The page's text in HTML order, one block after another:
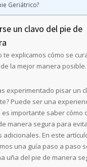
Geriátrico?
un clavo del pie de
te explicamos cómo se
la mejor manera posible.
experimentado pisar un
Puede ser una
importante saber cómo
manera segura para
adicionales. En este
una guía paso a paso
uña del pie de manera